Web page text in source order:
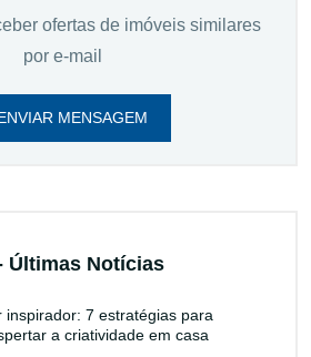
ofertas de imóveis similares
por e-mail
MENSAGEM
Últimas Notícias
inspirador: 7 estratégias para
a criatividade em casa